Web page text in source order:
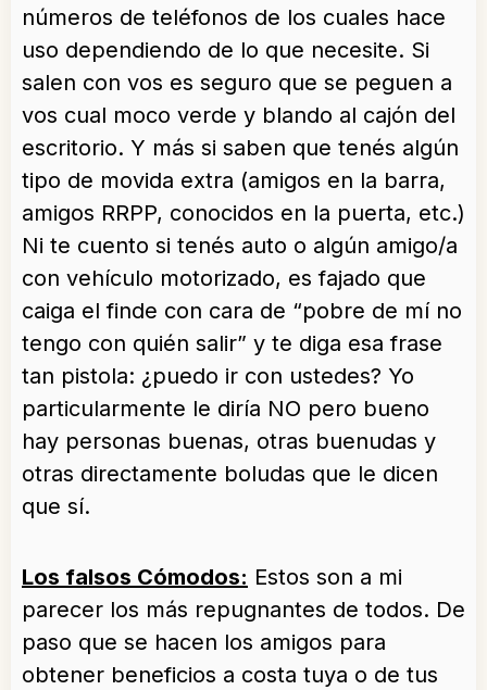
números de teléfonos de los cuales hace
uso dependiendo de lo que necesite. Si
salen con vos es seguro que se peguen a
vos cual moco verde y blando al cajón del
escritorio. Y más si saben que tenés algún
tipo de movida extra (amigos en la barra,
amigos RRPP, conocidos en la puerta, etc.)
Ni te cuento si tenés auto o algún amigo/a
con vehículo motorizado, es fajado que
caiga el finde con cara de “pobre de mí no
tengo con quién salir” y te diga esa frase
tan pistola: ¿puedo ir con ustedes? Yo
particularmente le diría NO pero bueno
hay personas buenas, otras buenudas y
otras directamente boludas que le dicen
que sí.
Los falsos Cómodos: Estos son a mi
parecer los más repugnantes de todos. De
paso que se hacen los amigos para
obtener beneficios a costa tuya o de tus